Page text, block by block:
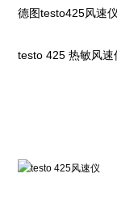
德图testo425风速仪
testo 425 热敏风速